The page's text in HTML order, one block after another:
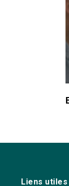
Liens utiles